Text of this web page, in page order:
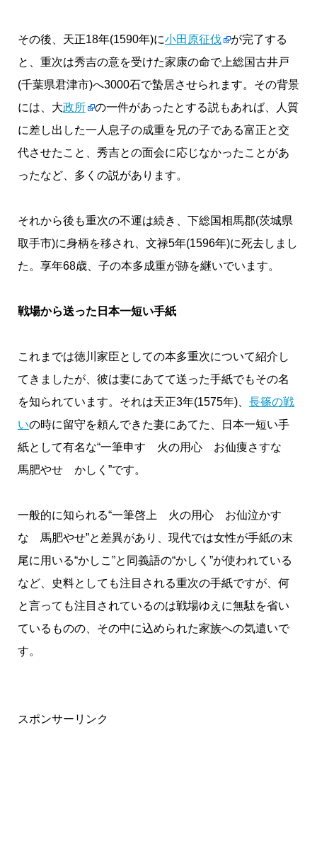
その後、天正18年(1590年)に小田原征伐
が完了する
と、重次は秀吉の意を受けた家康の命で上総国古井戸
(千葉県君津市)へ3000石で蟄居させられます。その背景
には、大政所
の一件があったとする説もあれば、人質
に差し出した一人息子の成重を兄の子である富正と交
代させたこと、秀吉との面会に応じなかったことがあ
ったなど、多くの説があります。
それから後も重次の不運は続き、下総国相馬郡(茨城県
取手市)に身柄を移され、文禄5年(1596年)に死去しまし
た。享年68歳、子の本多成重が跡を継いでいます。
戦場から送った日本一短い手紙
これまでは徳川家臣としての本多重次について紹介し
てきましたが、彼は妻にあてて送った手紙でもその名
を知られています。それは天正3年(1575年)、 長篠の戦
いの時に留守を頼んできた妻にあてた、日本一短い手
紙として有名な“一筆申す 火の用心 お仙痩さすな
馬肥やせ かしく”です。
一般的に知られる“一筆啓上 火の用心 お仙泣かす
な 馬肥やせ”と差異があり、現代では女性が手紙の末
尾に用いる“かしこ”と同義語の“かしく”が使われている
など、史料としても注目される重次の手紙ですが、何
と言っても注目されているのは戦場ゆえに無駄を省い
ているものの、その中に込められた家族への気遣いで
す。
スポンサーリンク